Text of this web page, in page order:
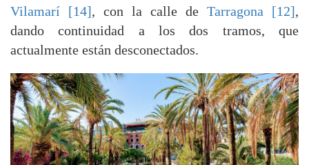
Vilamarí [14], con la calle de Tarragona [12],
dando continuidad a los dos tramos, que
actualmente están desconectados.